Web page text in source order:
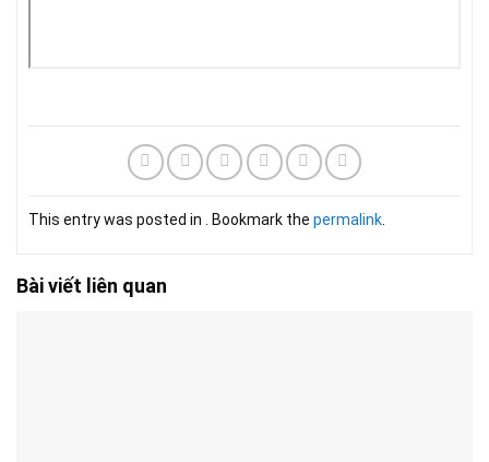
This entry was posted in . Bookmark the permalink
Bài viết liên quan